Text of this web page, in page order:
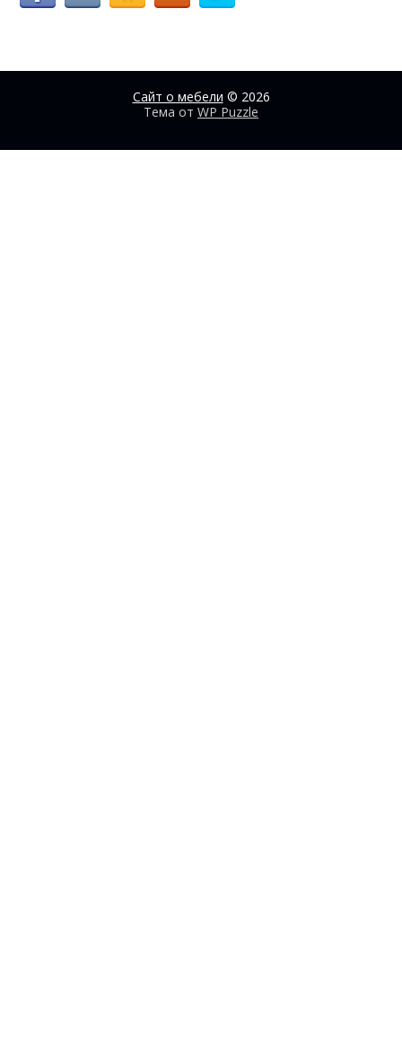
Сайт о мебели © 2026
Тема от WP Puzzle